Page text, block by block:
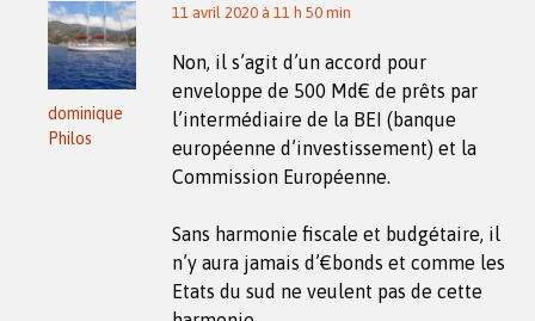
dominique
Philos
11 avril 2020 à 11 h 50 min
Non, il s’agit d’un accord pour
enveloppe de 500 Md€ de prêts par
l’intermédiaire de la BEI (banque
européenne d’investissement) et la
Commission Européenne.
Sans harmonie fiscale et budgétaire, il
n’y aura jamais d’€bonds et comme les
Etats du sud ne veulent pas de cette